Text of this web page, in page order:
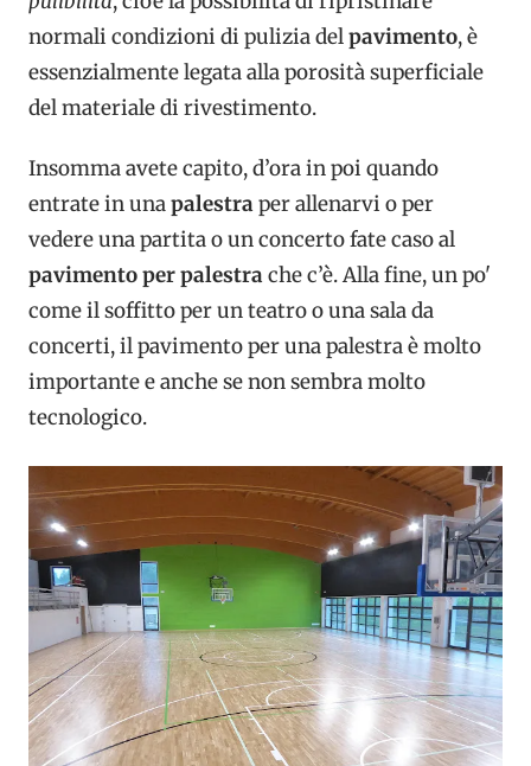
normali condizioni di pulizia delpavimento, è
essenzialmente legata alla porosità superficiale
del materiale di rivestimento.
Insomma avete capito, d’ora in poi quando
entrate in unapalestraper allenarvi o per
vedere una partita o un concerto fate caso al
pavimento per palestrache c’è. Alla fine, un po'
come il soffitto per un teatro o una sala da
concerti, il pavimento per una palestra è molto
importante e anche se non sembra molto
tecnologico.